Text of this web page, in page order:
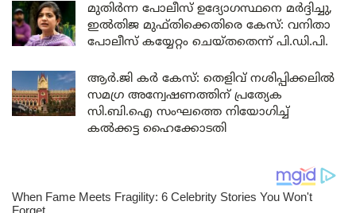
മുതിർന്ന പോലീസ് ഉദ്യോഗസ്ഥനെ മർദ്ദിച്ചു,
ഇൽതിജ മുഫ്തിക്കെതിരെ കേസ്: വനിതാ
പോലീസ് കയ്യേറ്റം ചെയ്തതെന്ന് പി.ഡി.പി.
ആർ.ജി കർ കേസ്: തെളിവ് നശിപ്പിക്കലിൽ
സമഗ്ര അന്വേഷണത്തിന് പ്രത്യേക
സി.ബി.ഐ സംഘത്തെ നിയോഗിച്ച്
കൽക്കട്ട ഹൈക്കോടതി